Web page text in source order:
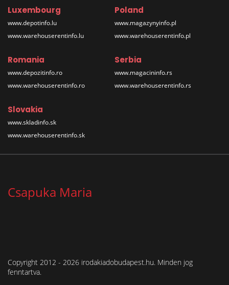
Luxembourg
www.depotinfo.lu
www.warehouserentinfo.lu
Poland
www.magazynyinfo.pl
www.warehouserentinfo.pl
Romania
www.depozitinfo.ro
www.warehouserentinfo.ro
Serbia
www.magacininfo.rs
www.warehouserentinfo.rs
Slovakia
www.skladinfo.sk
www.warehouserentinfo.sk
Csapuka Maria
Copyright 2012 - 2026 irodakiadobudapest.hu. Minden jog
fenntartva.